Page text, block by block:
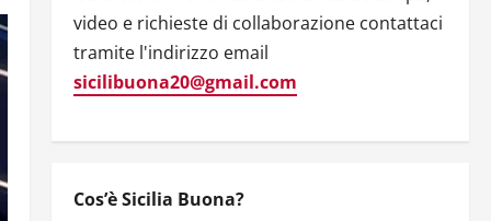
video e richieste di collaborazione contattaci
tramite l'indirizzo email
sicilibuona20@gmail.com
Cos’è Sicilia Buona?